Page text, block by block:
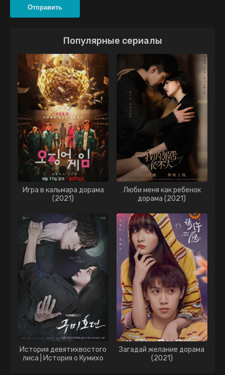
Отправить
Популярные сериалы
Игра в кальмара дорама
(2021)
Люби меня как ребенок
дорама (2021)
История девятихвостого
лиса | История о Кумихо
Загадай желание дорама
(2021)